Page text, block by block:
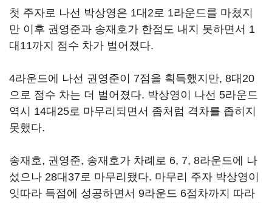
첫 주자로 나선 박상영은 1대2로 1라운드를 마쳤지
만 이후 권영준과 송재호가 한점도 내지 못하면서 1
대11까지 점수 차가 벌어졌다.
4라운드에 나선 권영준이 7점을 획득했지만, 8대20
으로 점수 차는 더 벌어졌다. 박상영이 나선 5라운드
역시 14대25로 마무리되면서 좀처럼 격차를 좁히지
못했다.
송재호, 권영준, 송재호가 차례로 6, 7, 8라운드에 나
섰으나 28대37로 마무리됐다. 마무리 주자 박상영이
잇따라 득점에 성공하면서 9라운드 6점차까지 따라